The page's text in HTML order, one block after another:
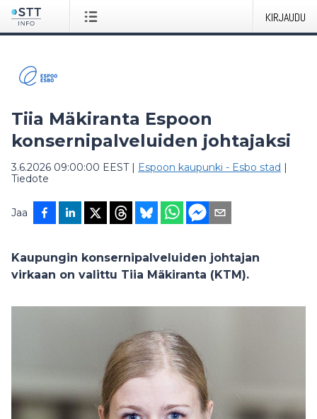
KIRJAUDU
Tiia Mäkiranta Espoon
konsernipalveluiden johtajaksi
3.6.2026 09:00:00 EEST| Espoon kaupunki - Esbo stad |
Tiedote
Jaa
Kaupungin konsernipalveluiden johtajan
virkaan on valittu Tiia Mäkiranta (KTM).